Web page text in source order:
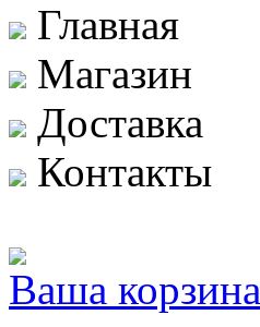
Главная
Магазин
Доставка
Контакты
Ваша